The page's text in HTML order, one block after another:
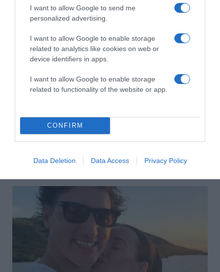
I want to allow Google to send me
personalized advertising.
I want to allow Google to enable storage
related to analytics like cookies on web or
device identifiers in apps.
I want to allow Google to enable storage
related to functionality of the website or app.
CONFIRM
Data Deletion Data Access Privacy Policy
2026-08-08.
Zendaya és Tom Holland luxushotelben tartották a
2026-08-04.